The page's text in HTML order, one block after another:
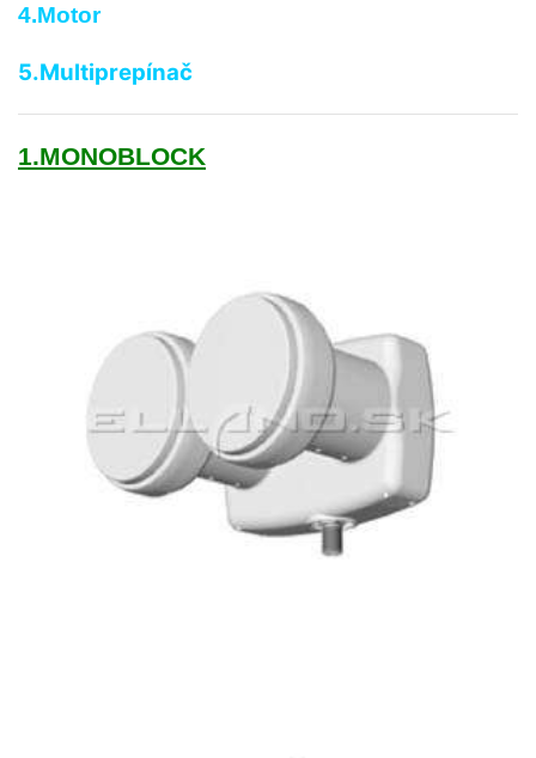
4.Motor
5.Multiprepínač
1.MONOBLOCK